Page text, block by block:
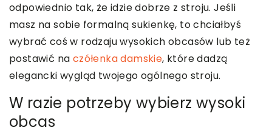
odpowiednio tak, że idzie dobrze z stroju. Jeśli
masz na sobie formalną sukienkę, to chciałbyś
wybrać coś w rodzaju wysokich obcasów lub też
postawić na czółenka damskie, które dadzą
elegancki wygląd twojego ogólnego stroju.
W razie potrzeby wybierz wysoki
obcas